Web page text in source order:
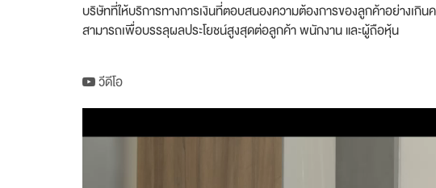
บริษัทที่ให้บริการทางการเงินที่ตอบสนองความต้องการของลูกค้าอย่างเ
สามารถเพื่อบรรลุผลประโยชน์สูงสุดต่อลูกค้า พนักงาน และผู้ถือหุ้น
วีดีโอ